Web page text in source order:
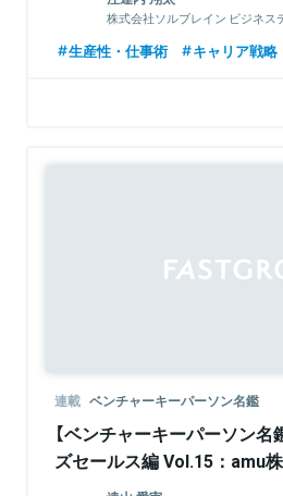
株式会社ソルブレイン ビジネス
生産性・仕事術 キャリア戦略
連載 ベンチャーキーパーソン名鑑
【ベンチャーキーパーソン名
ズセールス編 Vol.15：amu